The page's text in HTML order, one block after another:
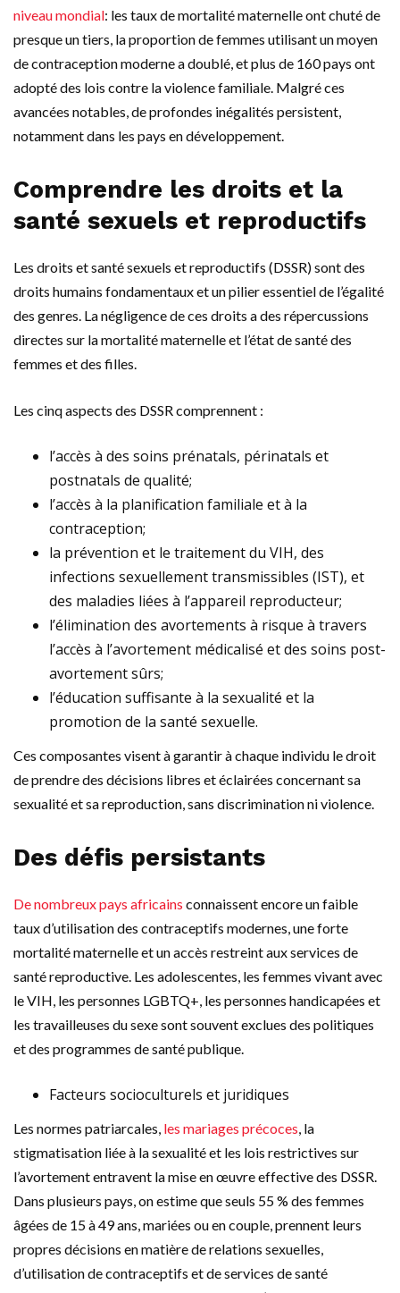
niveau mondial: les taux de mortalité maternelle ont chuté de
presque un tiers, la proportion de femmes utilisant un moyen
de contraception moderne a doublé, et plus de 160 pays ont
adopté des lois contre la violence familiale. Malgré ces
avancées notables, de profondes inégalités persistent,
notamment dans les pays en développement.
Comprendre les droits et la
santé sexuels et reproductifs
Les droits et santé sexuels et reproductifs (DSSR) sont des
droits humains fondamentaux et un pilier essentiel de l’égalité
des genres. La négligence de ces droits a des répercussions
directes sur la mortalité maternelle et l’état de santé des
femmes et des filles.
Les cinq aspects des DSSR comprennent :
l’accès à des soins prénatals, périnatals et
postnatals de qualité;
l’accès à la planification familiale et à la
contraception;
la prévention et le traitement du VIH, des
infections sexuellement transmissibles (IST), et
des maladies liées à l’appareil reproducteur;
l’élimination des avortements à risque à travers
l’accès à l’avortement médicalisé et des soins post-
avortement sûrs;
l’éducation suffisante à la sexualité et la
promotion de la santé sexuelle.
Ces composantes visent à garantir à chaque individu le droit
de prendre des décisions libres et éclairées concernant sa
sexualité et sa reproduction, sans discrimination ni violence.
Des défis persistants
De nombreux pays africains connaissent encore un faible
taux d’utilisation des contraceptifs modernes, une forte
mortalité maternelle et un accès restreint aux services de
santé reproductive. Les adolescentes, les femmes vivant avec
le VIH, les personnes LGBTQ+, les personnes handicapées et
les travailleuses du sexe sont souvent exclues des politiques
et des programmes de santé publique.
Facteurs socioculturels et juridiques
Les normes patriarcales, les mariages précoces , la
stigmatisation liée à la sexualité et les lois restrictives sur
l’avortement entravent la mise en œuvre effective des DSSR.
Dans plusieurs pays, on estime que seuls 55 % des femmes
âgées de 15 à 49 ans, mariées ou en couple, prennent leurs
propres décisions en matière de relations sexuelles,
d’utilisation de contraceptifs et de services de santé